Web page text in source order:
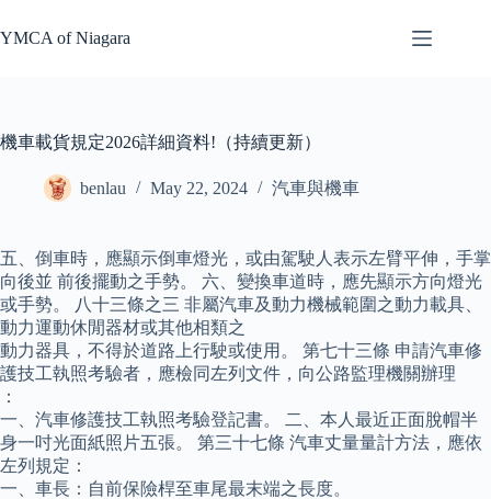
to
content
YMCA of Niagara
機車載貨規定2026詳細資料!（持續更新）
benlau May 22, 2024 汽車與機車
五、倒車時，應顯示倒車燈光，或由駕駛人表示左臂平伸，手掌
向後並 前後擺動之手勢。 六、變換車道時，應先顯示方向燈光
或手勢。 八十三條之三 非屬汽車及動力機械範圍之動力載具、
動力運動休閒器材或其他相類之
動力器具，不得於道路上行駛或使用。 第七十三條 申請汽車修
護技工執照考驗者，應檢同左列文件，向公路監理機關辦理
：
一、汽車修護技工執照考驗登記書。 二、本人最近正面脫帽半
身一吋光面紙照片五張。 第三十七條 汽車丈量量計方法，應依
左列規定：
一、車長：自前保險桿至車尾最末端之長度。